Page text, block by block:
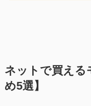
ネットで買える
め5選】